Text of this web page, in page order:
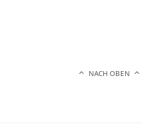
NACH OBEN